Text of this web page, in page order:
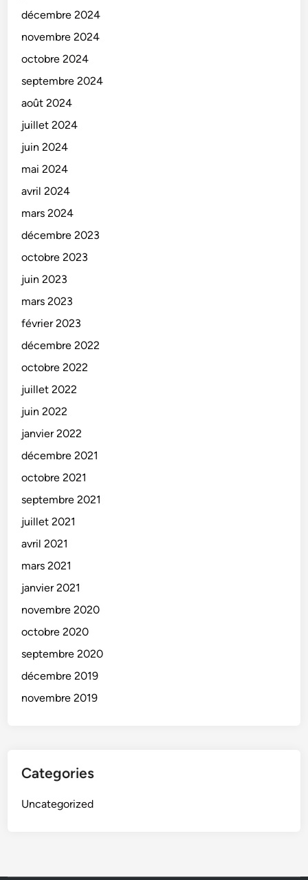
décembre 2024
novembre 2024
octobre 2024
septembre 2024
août 2024
juillet 2024
juin 2024
mai 2024
avril 2024
mars 2024
décembre 2023
octobre 2023
juin 2023
mars 2023
février 2023
décembre 2022
octobre 2022
juillet 2022
juin 2022
janvier 2022
décembre 2021
octobre 2021
septembre 2021
juillet 2021
avril 2021
mars 2021
janvier 2021
novembre 2020
octobre 2020
septembre 2020
décembre 2019
novembre 2019
Categories
Uncategorized